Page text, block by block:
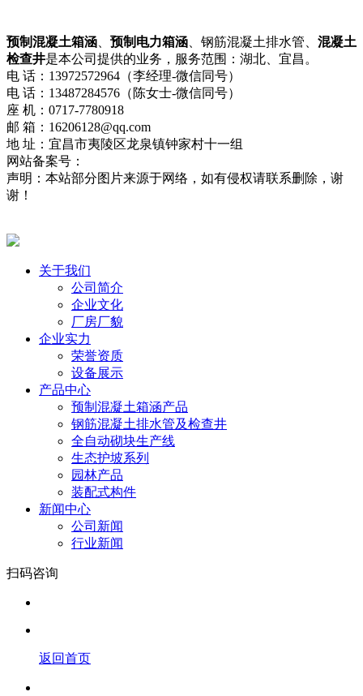
预制混凝土箱涵 预制电力箱涵 、钢筋混凝土排水管、 混凝土
检查井是本公司提供的业务，服务范围：湖北、宜昌。
电 话：13972572964（李经理-微信同号）
电 话：13487284576（陈女士-微信同号）
座 机：0717-7780918
邮 箱：16206128@qq.com
地 址：宜昌市夷陵区龙泉镇钟家村十一组
网站备案号：
声明：本站部分图片来源于网络，如有侵权请联系删除，谢
谢！
关于我们
公司简介
企业文化
厂房厂貌
企业实力
荣誉资质
设备展示
产品中心
预制混凝土箱涵产品
钢筋混凝土排水管及检查井
全自动砌块生产线
生态护坡系列
园林产品
装配式构件
新闻中心
公司新闻
行业新闻
扫码咨询
返回首页